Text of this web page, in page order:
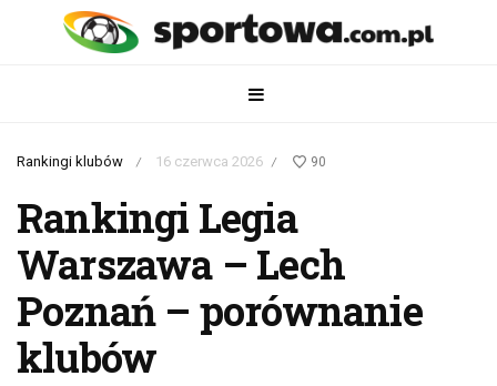
Rankingi klubów / 16 czerwca 2026 / 90
Rankingi Legia
Warszawa – Lech
Poznań – porównanie
klubów